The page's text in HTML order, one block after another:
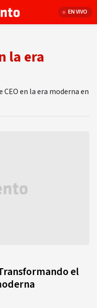
EN VIVO
la era
en la era moderna en
el